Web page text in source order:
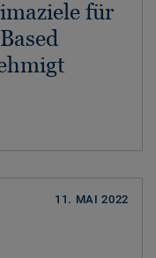
für
11. MAI 2022